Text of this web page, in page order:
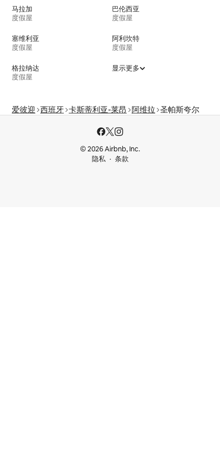
马拉加
度假屋
巴伦西亚
度假屋
塞维利亚
度假屋
阿利坎特
度假屋
格拉纳达
度假屋
显示更多
爱彼迎 西班牙 卡斯蒂利亚-莱昂 阿维拉 圣帕斯夸尔
© 2026 Airbnb, Inc.
隐私
条款